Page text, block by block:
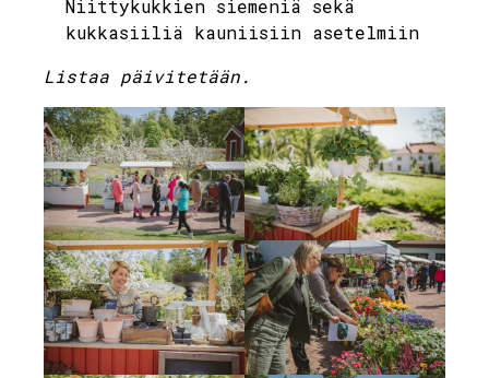
Niittykukkien siemeniä sekä
kukkasiiliä kauniisiin asetelmiin
Listaa päivitetään.